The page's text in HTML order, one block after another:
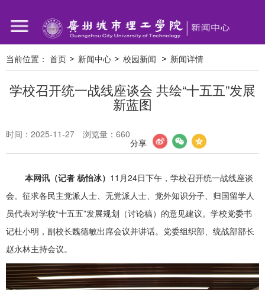
当前位置： 首页 新闻中心 校园新闻 新闻详情
学校召开统一战线座谈会 共绘“十五五”发展
新蓝图
时间：2025-11-27 浏览量： 660
分享
本网讯（记者 杨怡冰） 11月24日下午，学校召开统一战线座谈
会。征求各民主党派人士、无党派人士、党外知识分子、归国留学人
员代表对学校“十五五”发展规划（讨论稿）的意见建议。学校党委书
记杜小明，副校长魏德敏出席会议并讲话。党委组织部、统战部部长
赵永林主持会议。